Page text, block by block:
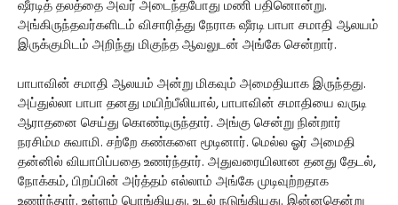
ஷீரடித் தலத்தை அவர் அடைந்தபோது மணி பதினொன்று.
அங்கிருந்தவர்களிடம் விசாரித்து நேராக ஷீரடி பாபா சமாதி ஆலயம்
இருக்குமிடம் அறிந்து மிகுந்த ஆவலுடன் அங்கே சென்றார்.
பாபாவின் சமாதி ஆலயம் அன்று மிகவும் அமைதியாக இருந்தது.
அப்துல்லா பாபா தனது மயிற்பீலியால், பாபாவின் சமாதியை வருடி
ஆராதனை செய்து கொண்டிருந்தார். அங்கு சென்று நின்றார்
நரசிம்ம சுவாமி. சற்றே கண்களை மூடினார். மெல்ல ஓர் அமைதி
தன்னில் வியாபிப்பதை உணர்ந்தார். அதுவரையிலான தனது தேடல்,
நோக்கம், பிறப்பின் அர்த்தம் எல்லாம் அங்கே முடிவுற்றதாக